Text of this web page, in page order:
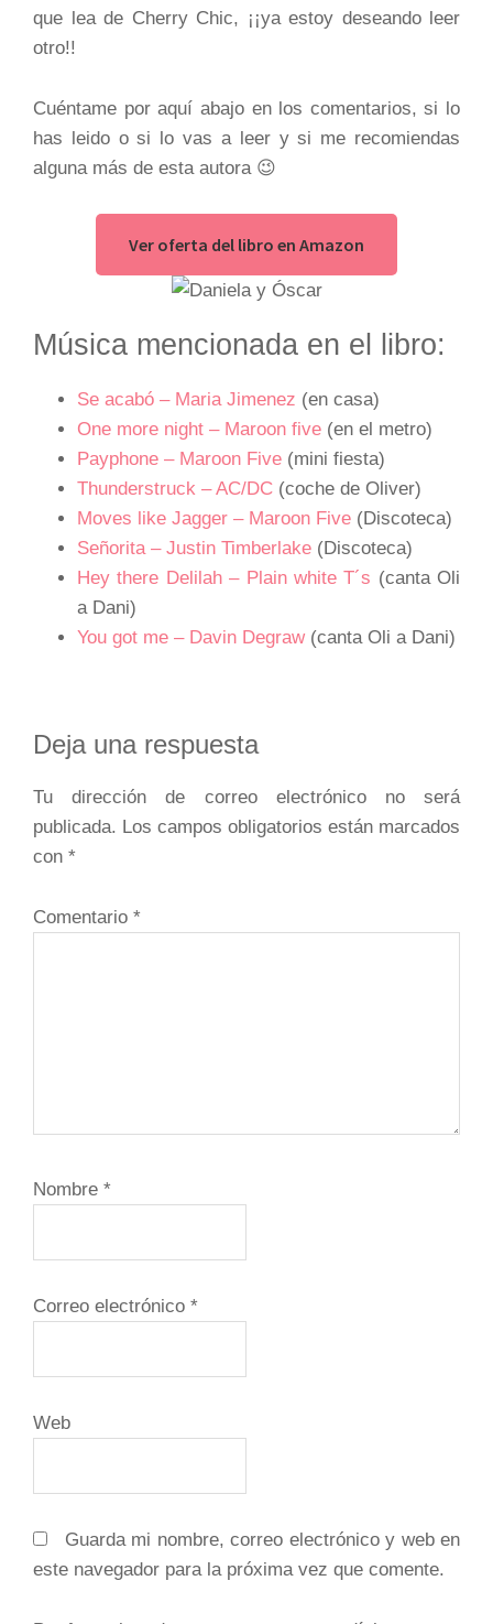
que lea de Cherry Chic, ¡¡ya estoy deseando leer
otro!!
Cuéntame por aquí abajo en los comentarios, si lo
has leido o si lo vas a leer y si me recomiendas
alguna más de esta autora 😉
Ver oferta del libro en Amazon
Música mencionada en el libro:
Se acabó – Maria Jimenez (en casa)
One more night – Maroon five (en el metro)
Payphone – Maroon Five (mini fiesta)
Thunderstruck – AC/DC (coche de Oliver)
Moves like Jagger – Maroon Five (Discoteca)
Señorita – Justin Timberlake (Discoteca)
Hey there Delilah – Plain white T´s (canta Oli
a Dani)
You got me – Davin Degraw(canta Oli a Dani)
Interacciones
con
los
lectores
Deja una respuesta
Tu dirección de correo electrónico no será
publicada. Los campos obligatorios están marcados
con *
Comentario *
Nombre *
Correo electrónico *
Web
Guarda mi nombre, correo electrónico y web en
este navegador para la próxima vez que comente.